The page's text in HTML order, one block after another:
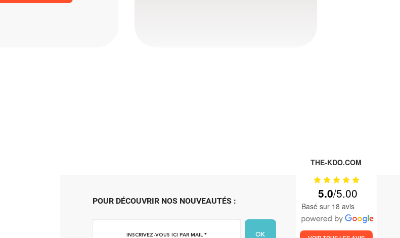
POUR DÉCOUVRIR NOS NOUVEAUTÉS :
THE-KDO.COM
5.0
Basé sur 18 avis